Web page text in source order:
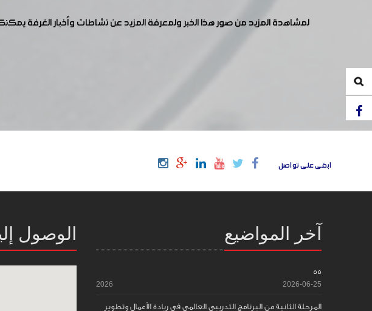
لمشاهدة المزيد من صور هذا الخبر ولمعرفة المزيد عن نشاطات وأخبار الغرفة
ابقى على تواصل
آخر المواضيع
55
2026-06-25
2026
المرحلة الثانية من البرنامج التدريبي العالمي في ريادة الأعمال وتطوير
الوصول